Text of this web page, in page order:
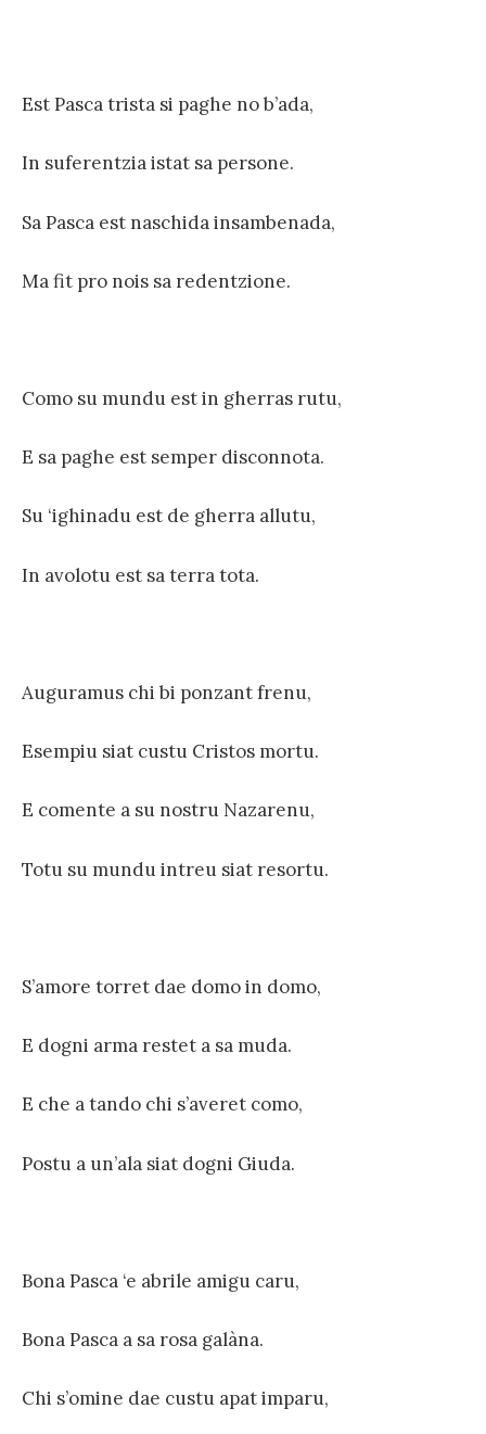
Est Pasca trista si paghe no b’ada,
In suferentzia istat sa persone.
Sa Pasca est naschida insambenada,
Ma fit pro nois sa redentzione.
Como su mundu est in gherras rutu,
E sa paghe est semper disconnota.
Su ‘ighinadu est de gherra allutu,
In avolotu est sa terra tota.
Auguramus chi bi ponzant frenu,
Esempiu siat custu Cristos mortu.
E comente a su nostru Nazarenu,
Totu su mundu intreu siat resortu.
S’amore torret dae domo in domo,
E dogni arma restet a sa muda.
E che a tando chi s’averet como,
Postu a un’ala siat dogni Giuda.
Bona Pasca ‘e abrile amigu caru,
Bona Pasca a sa rosa galàna.
Chi s’omine dae custu apat imparu,